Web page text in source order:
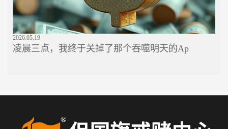
2026.05.19
凌晨三点，我终于关掉了那个吞噬明天的Ap